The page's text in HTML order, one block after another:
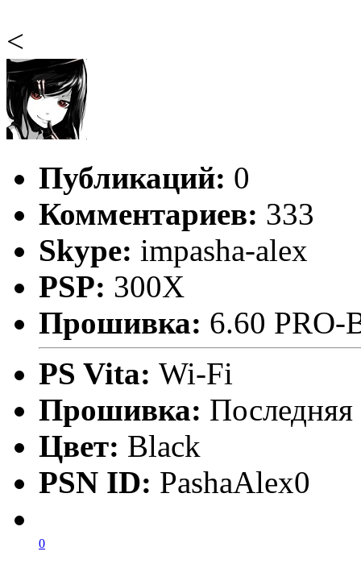
<
Публикаций: 0
Комментариев: 333
Skype: impasha-alex
PSP: 300X
Прошивка: 6.60 PRO-
PS Vita: Wi-Fi
Прошивка: Последняя
Цвет: Black
PSN ID: PashaAlex0
0